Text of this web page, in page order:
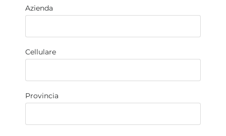
Azienda
Cellulare
Provincia